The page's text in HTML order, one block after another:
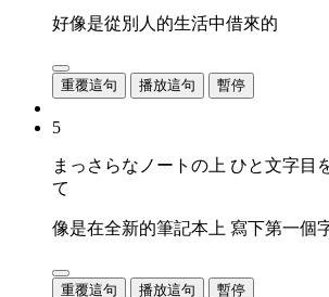
好像是從別人的生活中借來的
重覆這句 播放這句 暫停
5
まっさらなノートの上 ひと文字目
て
像是在全新的筆記本上 寫下第一個
重覆這句 播放這句 暫停